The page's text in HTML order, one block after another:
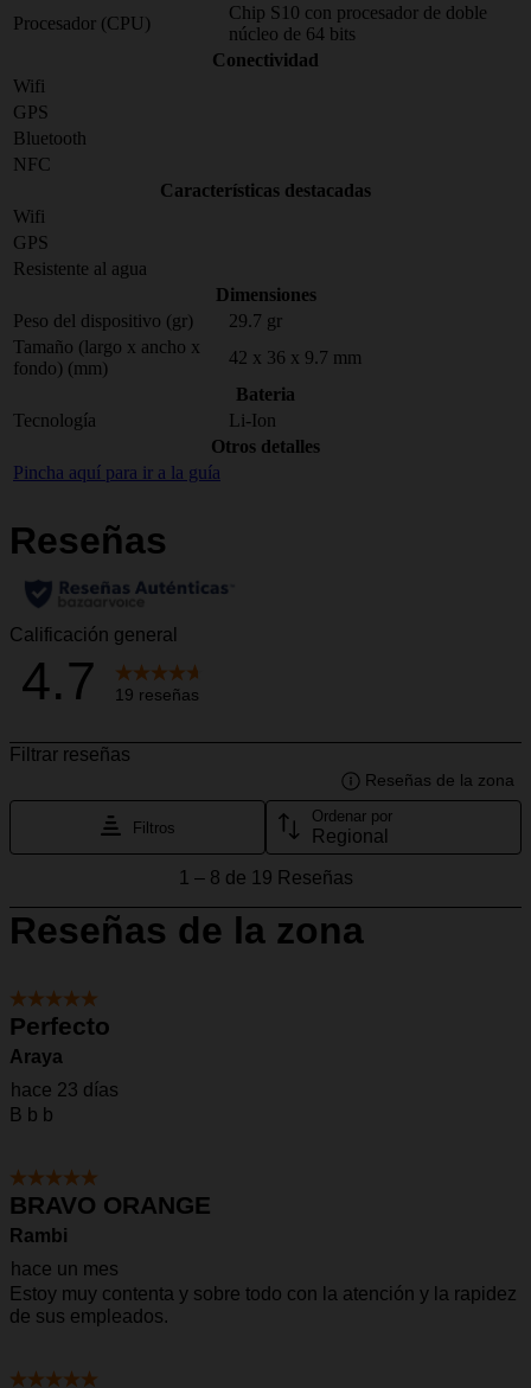
Procesador (CPU)
Chip S10 con procesador de doble
núcleo de 64 bits
Conectividad
Wifi
GPS
Bluetooth
NFC
Características destacadas
Wifi
GPS
Resistente al agua
Dimensiones
Peso del dispositivo (gr)
29.7 gr
Tamaño (largo x ancho x
fondo) (mm)
42 x 36 x 9.7 mm
Bateria
Tecnología
Li-Ion
Otros detalles
Pincha aquí para ir a la guía